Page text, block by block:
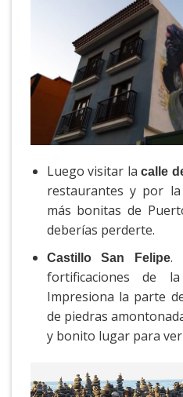
Luego visitar lacalle
restaurantes y por la
más bonitas de
deberías perderte.
Castillo San Felipe.
fortificaciones de
Impresiona la parte
de piedras
y bonito lugar para